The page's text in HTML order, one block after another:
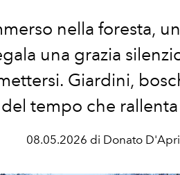
nella foresta,
una grazia
Giardini,
tempo che
08.05.2026 di Donato